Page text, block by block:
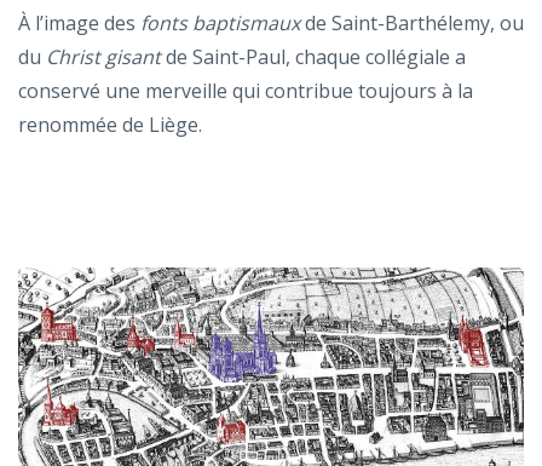
À l’image des fonts baptismauxde Saint-Barthélemy, ou
du Christ gisantde Saint-Paul, chaque collégiale a
conservé une merveille qui contribue toujours à la
renommée de Liège.